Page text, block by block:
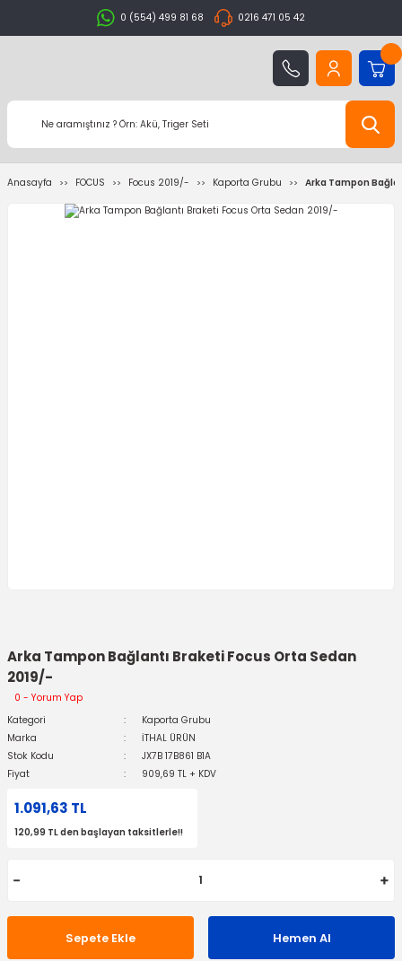
0 (554) 499 81 68 0216 471 05 42
Anasayfa FOCUS Focus 2019/- Kaporta Grubu Arka Tampon
Arka Tampon Bağlantı Braketi Focus Orta Sedan
2019/-
0 - Yorum Yap
Kategori
Kaporta Grubu
Marka
İTHAL ÜRÜN
Stok Kodu
JX7B 17B861 B1A
Fiyat
909,69 TL + KDV
1.091,63 TL
120,99 TL den başlayan taksitlerle!!
Sepete Ekle Hemen Al